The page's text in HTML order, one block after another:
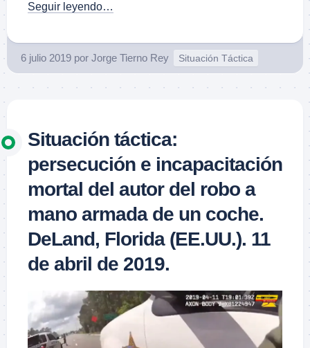
Seguir leyendo…
6 julio 2019 por Jorge Tierno Rey Situación Táctica
Situación táctica:
persecución e incapacitación
mortal del autor del robo a
mano armada de un coche.
DeLand, Florida (EE.UU.). 11
de abril de 2019.